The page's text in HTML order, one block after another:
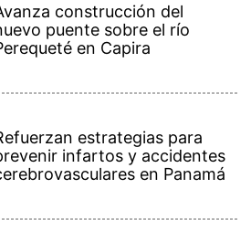
construcción del
puente sobre el río
en Capira
estrategias para
infartos y accidentes
en Panamá